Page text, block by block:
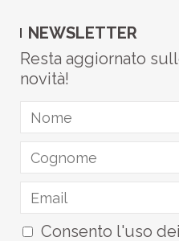
NEWSLETTER
Resta aggiornato
novità!
Consento l'uso